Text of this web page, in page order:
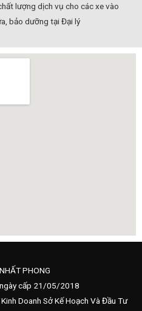
lượng dịch vụ cho các xe vào
bảo dưỡng tại Đại lý
PHONG
cấp 21/05/2018
Doanh Sở Kế Hoạch Và Đầu Tư